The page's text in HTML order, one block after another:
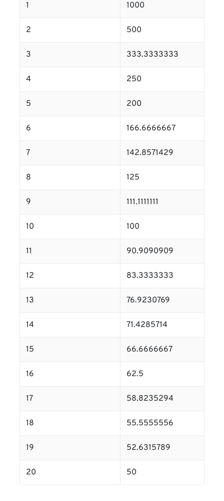
1 1000
2 500
3 333.3333333
4 250
5 200
6 166.6666667
7 142.8571429
8 125
9 111.1111111
10 100
11 90.9090909
12 83.3333333
13 76.9230769
14 71.4285714
15 66.6666667
16 62.5
17 58.8235294
18 55.5555556
19 52.6315789
20 50